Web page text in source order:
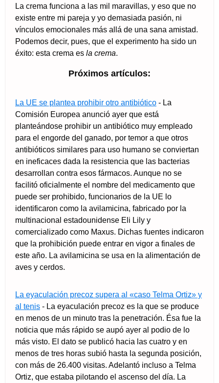
La crema funciona a las mil maravillas, y eso que no
existe entre mi pareja y yo demasiada pasión, ni
vínculos emocionales más allá de una sana amistad.
Podemos decir, pues, que el experimento ha sido un
éxito: esta crema es la crema.
Próximos artículos:
La UE se plantea prohibir otro antibiótico - La
Comisión Europea anunció ayer que está
planteándose prohibir un antibiótico muy empleado
para el engorde del ganado, por temor a que otros
antibióticos similares para uso humano se conviertan
en ineficaces dada la resistencia que las bacterias
desarrollan contra esos fármacos. Aunque no se
facilitó oficialmente el nombre del medicamento que
puede ser prohibido, funcionarios de la UE lo
identificaron como la avilamicina, fabricado por la
multinacional estadounidense Eli Lily y
comercializado como Maxus. Dichas fuentes indicaron
que la prohibición puede entrar en vigor a finales de
este año. La avilamicina se usa en la alimentación de
aves y cerdos.
La eyaculación precoz supera al «caso Telma Ortiz» y
al tenis - La eyaculación precoz es la que se produce
en menos de un minuto tras la penetración. Ésa fue la
noticia que más rápido se aupó ayer al podio de lo
más visto. El dato se publicó hacia las cuatro y en
menos de tres horas subió hasta la segunda posición,
con más de 26.400 visitas. Adelantó incluso a Telma
Ortiz, que estaba pilotando el ascenso del día. La